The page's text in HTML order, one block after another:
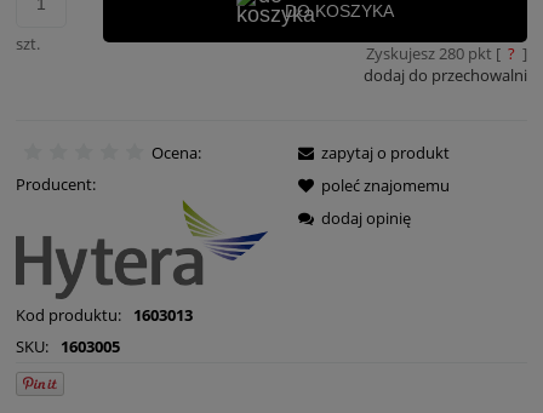
szt.
DO KOSZYKA
Zyskujesz280pkt [ ? ]
dodaj do przechowalni
Ocena:
Producent:
Kod produktu:
1603013
SKU:
1603005
zapytaj o produkt
poleć znajomemu
dodaj opinię